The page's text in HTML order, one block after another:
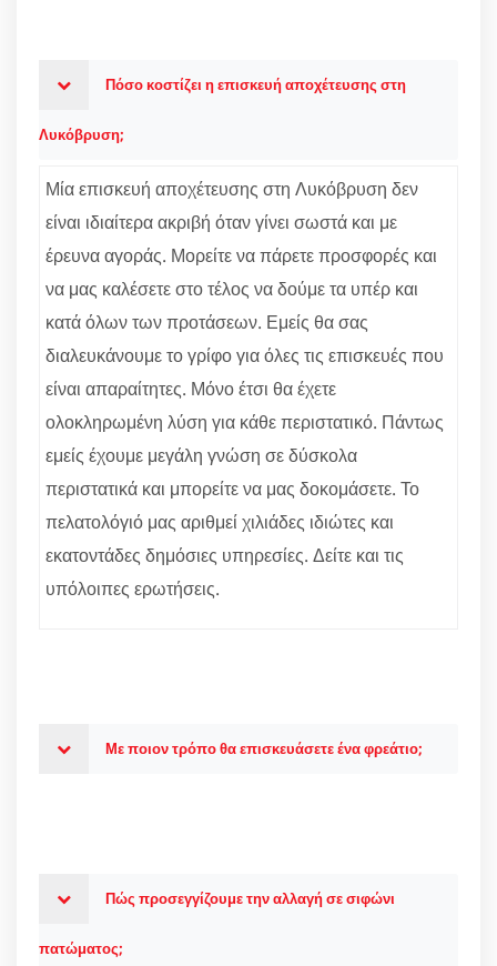
Πόσο κοστίζει η επισκευή αποχέτευσης στη
Λυκόβρυση;
Μία επισκευή αποχέτευσης στη Λυκόβρυση δεν
είναι ιδιαίτερα ακριβή όταν γίνει σωστά και με
έρευνα αγοράς. Μορείτε να πάρετε προσφορές και
να μας καλέσετε στο τέλος να δούμε τα υπέρ και
κατά όλων των προτάσεων. Εμείς θα σας
διαλευκάνουμε το γρίφο για όλες τις επισκευές που
είναι απαραίτητες. Μόνο έτσι θα έχετε
ολοκληρωμένη λύση για κάθε περιστατικό. Πάντως
εμείς έχουμε μεγάλη γνώση σε δύσκολα
περιστατικά και μπορείτε να μας δοκομάσετε. Το
πελατολόγιό μας αριθμεί χιλιάδες ιδιώτες και
εκατοντάδες δημόσιες υπηρεσίες. Δείτε και τις
υπόλοιπες ερωτήσεις.
Με ποιον τρόπο θα επισκευάσετε ένα φρεάτιο;
Πώς προσεγγίζουμε την αλλαγή σε σιφώνι
πατώματος;